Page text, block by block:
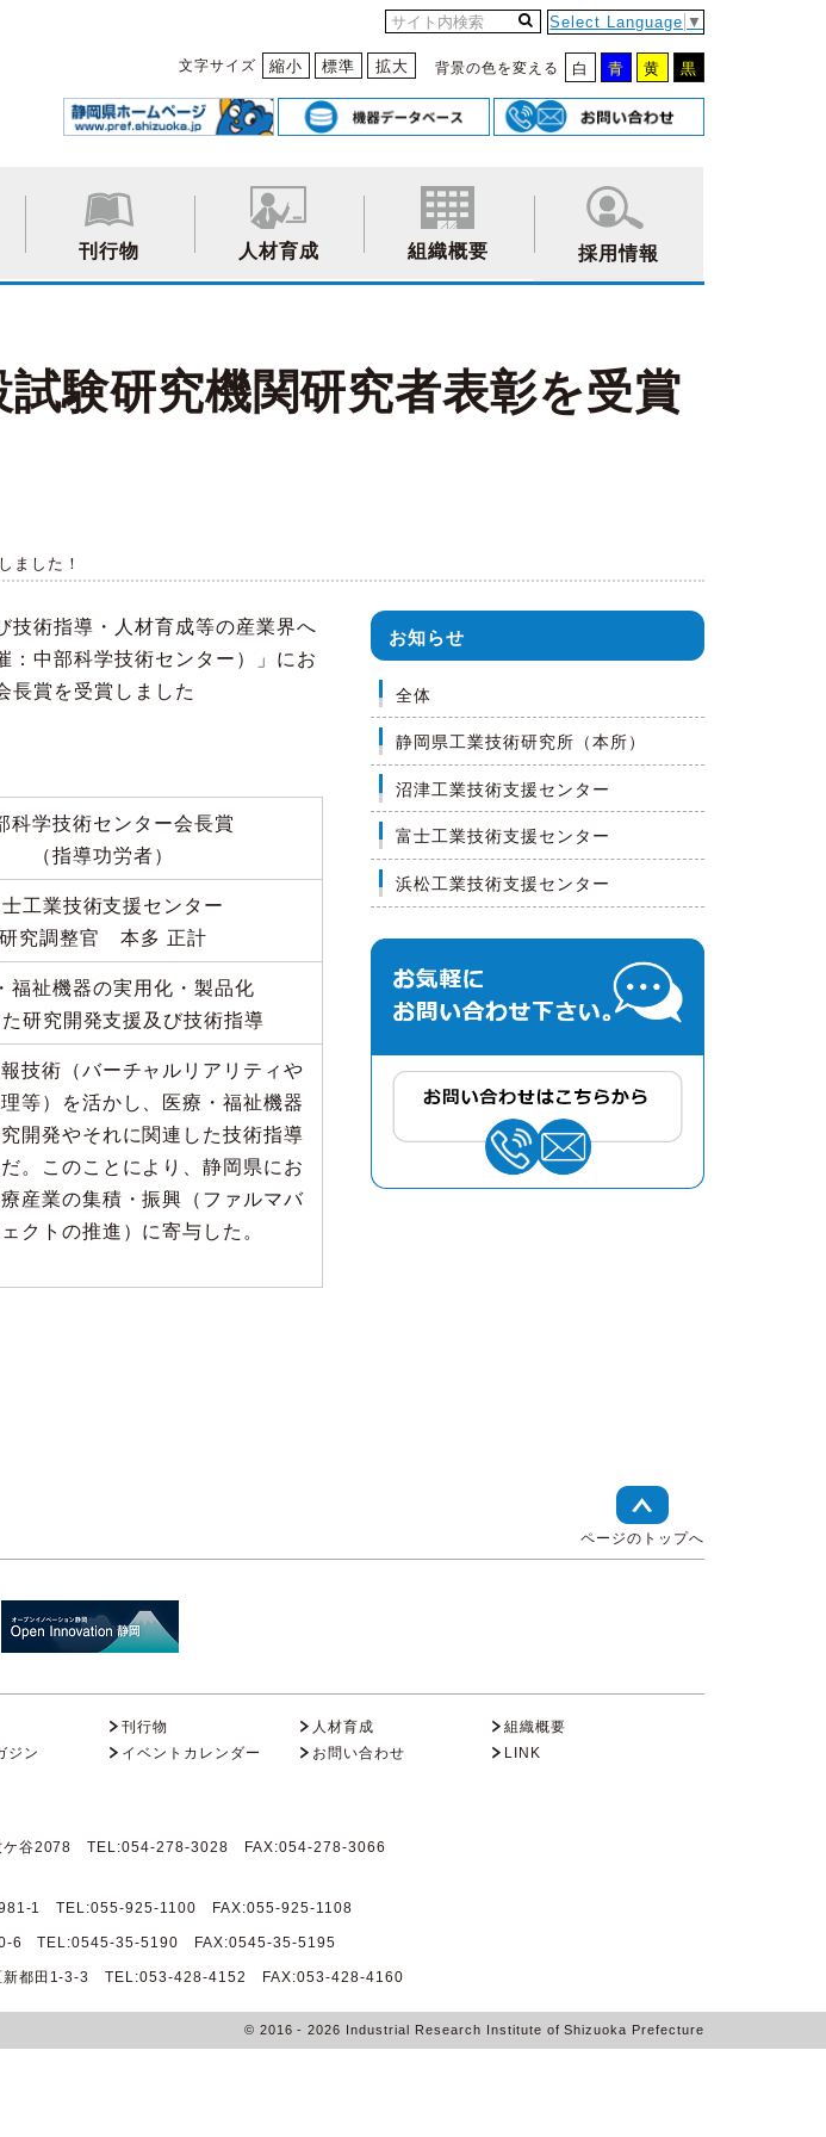
Select Language ▼
文字サイズ 縮小 標準 拡大 背景の色を変える 白 青 黄 黒
刊行物 人材育成 組織概要 採用情報
験研究機関研究者表彰を受賞
ました！
技術指導・人材育成等の産業界へ
：中部科学技術センター）」にお
長賞を受賞しました
科学技術センター会長賞
（指導功労者）
工業技術支援センター
研究調整官 本多 正計
福祉機器の実用化・製品化
研究開発支援及び技術指導
技術（バーチャルリアリティや
等）を活かし、医療・福祉機器
開発やそれに関連した技術指導
。このことにより、静岡県にお
産業の集積・振興（ファルマバ
クトの推進）に寄与した。
お知らせ
全体
静岡県工業技術研究所（本所）
沼津工業技術支援センター
富士工業技術支援センター
浜松工業技術支援センター
ページのトップへ
刊行物 人材育成
組織概要
ジン イベントカレンダー お問い合わせ
LINK
ケ谷2078 TEL:054-278-3028 FAX:054-278-3066
1 TEL:055-925-1100 FAX:055-925-1108
6 TEL:0545-35-5190 FAX:0545-35-5195
新都田1-3-3 TEL:053-428-4152 FAX:053-428-4160
© 2016 - 2026 Industrial Research Institute of Shizuoka Prefecture